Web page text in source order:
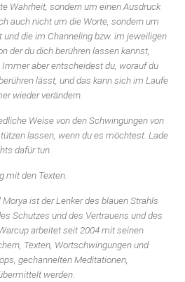
Wahrheit, sondern um einen Ausdruck
auch nicht um die Worte, sondern um
und die im Channeling bzw. im jeweiligen
der du dich berühren lassen kannst,
aber entscheidest du, worauf du
lässt, und das kann sich im Laufe
wieder verändern.
Weise von den Schwingungen von
lassen, wenn du es möchtest. Lade
dafür tun.
mit den Texten.
ist der Lenker des blauen Strahls
Schutzes und des Vertrauens und des
arbeitet seit 2004 mit seinen
Texten, Wortschwingungen und
gechannelten Meditationen,
werden.